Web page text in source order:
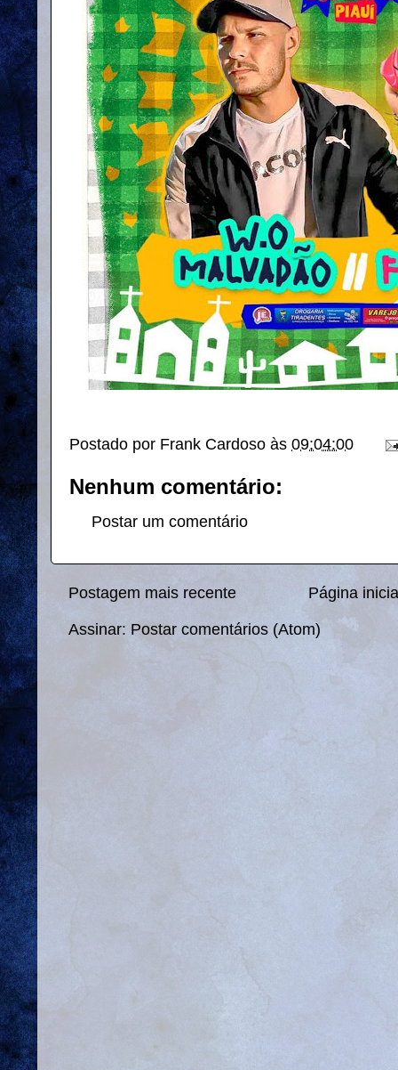
Postado por Frank Cardoso às 09:04:00
Nenhum comentário:
Postar um comentário
Postagem mais recente Página
Assinar: Postar comentários (Atom)